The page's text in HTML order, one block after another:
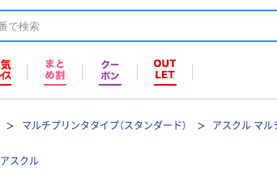
マルチプリンタタイプ（スタンダード） アスクル マル
アスクル